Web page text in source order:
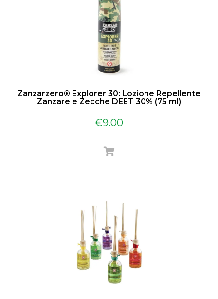
Zanzarzero® Explorer 30: Lozione Repellente
Zanzare e Zecche DEET 30% (75 ml)
€9.00